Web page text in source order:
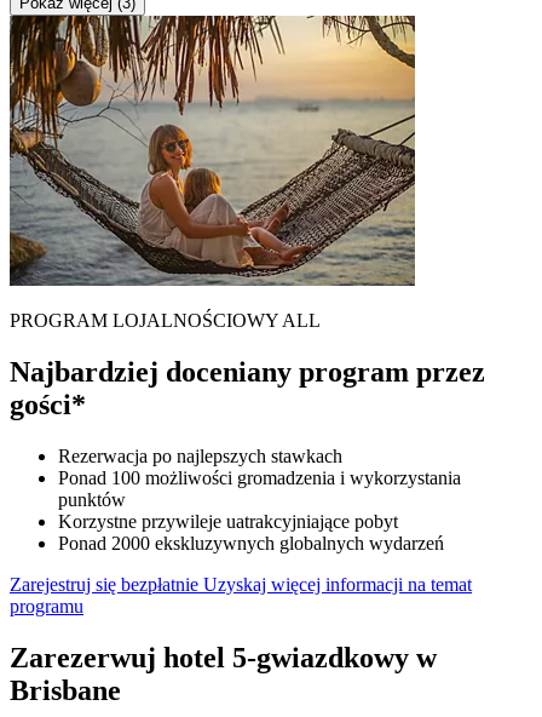
PROGRAM LOJALNOŚCIOWY ALL
Najbardziej doceniany program przez
gości*
Rezerwacja po najlepszych stawkach
Ponad 100 możliwości gromadzenia i wykorzystania
punktów
Korzystne przywileje uatrakcyjniające pobyt
Ponad 2000 ekskluzywnych globalnych wydarzeń
Zarejestruj się bezpłatnie Uzyskaj więcej informacji na temat
programu
Zarezerwuj hotel 5-gwiazdkowy w
Brisbane